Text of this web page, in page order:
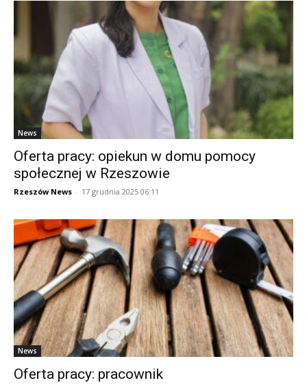
News
Oferta pracy: opiekun w domu pomocy
społecznej w Rzeszowie
Rzeszów News - 17 grudnia 2025 06:11
News
Oferta pracy: pracownik